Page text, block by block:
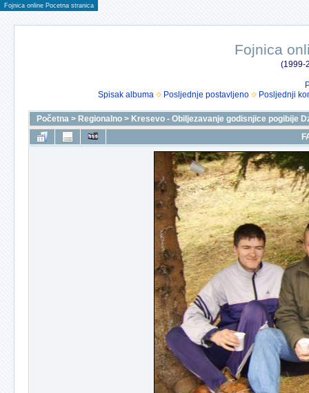
Fojnica online Pocetna stranica
Fojnica
(1999-
Spisak albuma
Posljednje postavljeno Posljednji
Početna > Regionalno > Kresevo - Obiljezavanje godisnjice pogibije